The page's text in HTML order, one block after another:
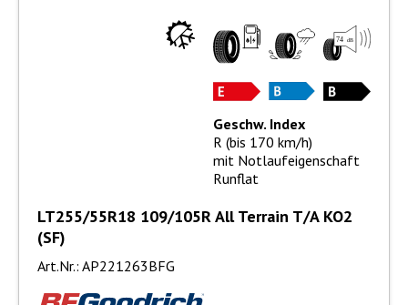
LT255/55R18 109/105R All Terrain T/A KO2
(SF)
Art.Nr.: AP221263BFG
Geschw. Index
R (bis 170 km/h)
mit Notlaufeigenschaft
Runflat